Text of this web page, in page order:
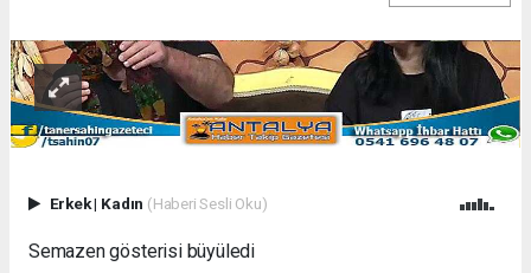
Erkek| Kadın (Haberi Sesli Oku)
Semazen gösterisi büyüledi